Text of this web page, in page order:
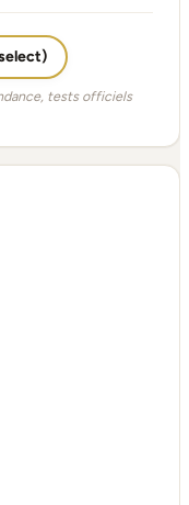
tests officiels